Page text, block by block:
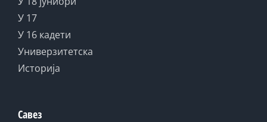
У 17
У 16 кадети
Универзитетска
Историја
Савез